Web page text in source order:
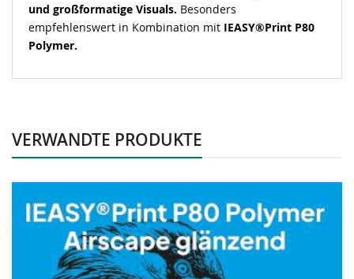
und großformatige Visuals. Besonders
empfehlenswert in Kombination mit IEASY®Print P80
Polymer.
VERWANDTE PRODUKTE